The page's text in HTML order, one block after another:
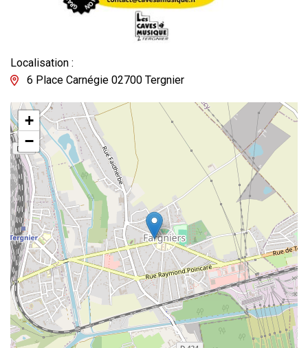
Localisation :
6 Place Carnégie 02700 Tergnier
+
−